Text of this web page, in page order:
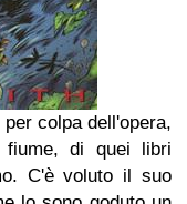
colpa dell'opera,
di quei libri
C'è voluto il suo